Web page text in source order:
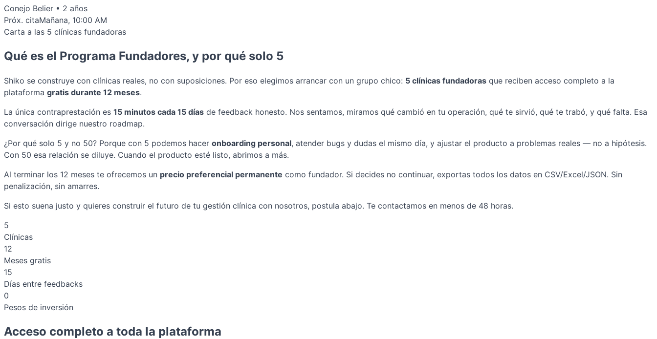
Conejo Belier • 2 años
Próx. citaMañana, 10:00 AM
Carta a las 5 clínicas fundadoras
Qué es el Programa Fundadores, y por qué solo 5
Shiko se construye con clínicas reales, no con suposiciones. Por eso elegimos arrancar con un grupo chico: 5 clínicas fundadoras que reciben acceso completo a la
plataforma gratis durante 12 meses.
La única contraprestación es 15 minutos cada 15 días de feedback honesto. Nos sentamos, miramos qué cambió en tu operación, qué te sirvió, qué te trabó, y qué falta. Esa
conversación dirige nuestro roadmap.
¿Por qué solo 5 y no 50? Porque con 5 podemos hacer onboarding personal, atender bugs y dudas el mismo día, y ajustar el producto a problemas reales — no a hipótesis.
Con 50 esa relación se diluye. Cuando el producto esté listo, abrimos a más.
Al terminar los 12 meses te ofrecemos un precio preferencial permanente como fundador. Si decides no continuar, exportas todos los datos en CSV/Excel/JSON. Sin
penalización, sin amarres.
Si esto suena justo y quieres construir el futuro de tu gestión clínica con nosotros, postula abajo. Te contactamos en menos de 48 horas.
5
Clínicas
12
Meses gratis
15
Días entre feedbacks
0
Pesos de inversión
Acceso completo a toda la plataforma